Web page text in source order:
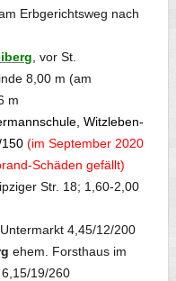
Erbgerichtsweg nach
, vor St.
8,00 m (am
m
Witzleben-
(im September 2020
Schäden gefällt)
Str. 18; 1,60-2,00
, Untermarkt 4,45/12/200
ehem. Forsthaus im
19/260